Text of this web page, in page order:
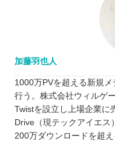
加藤羽也人
1000万PVを超える新規
行う。株式会社ウィルゲ
Twistを設立し上場企業に
Drive（現テックアイエス
200万ダウンロードを超